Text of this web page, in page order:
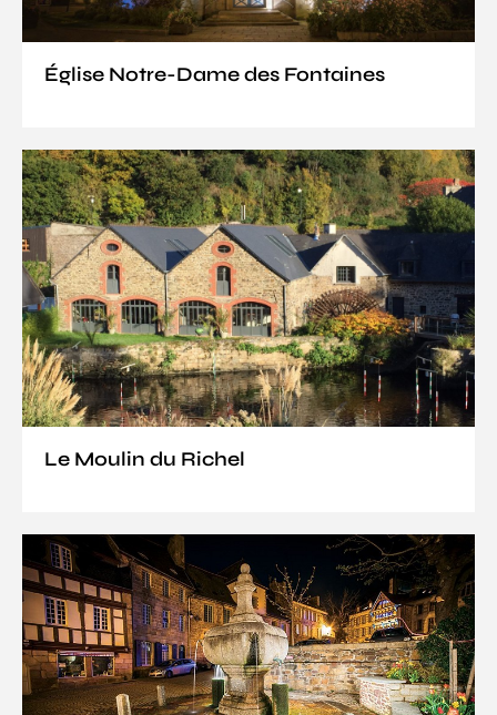
Église Notre-Dame des Fontaines
Le Moulin du Richel